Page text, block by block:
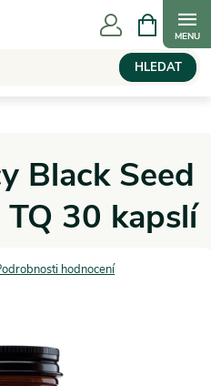
HLEDAT
NÁKUPNÍ
KOŠÍK
Black Seed
30 kapslí
hodnocení